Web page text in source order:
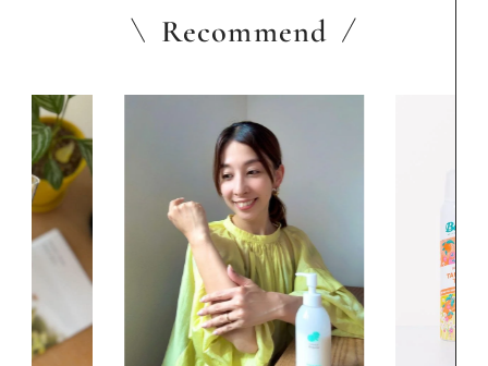
Recommend